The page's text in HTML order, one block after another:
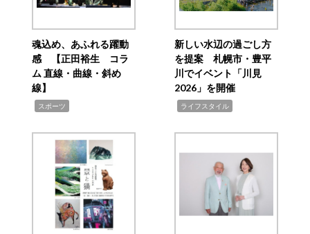
魂込め、あふれる躍動
感 【正田裕生 コラ
ム 直線・曲線・斜め
線】
スポーツ
新しい水辺の過ごし方
を提案 札幌市・豊平
川でイベント「川見
2026」を開催
ライフスタイル